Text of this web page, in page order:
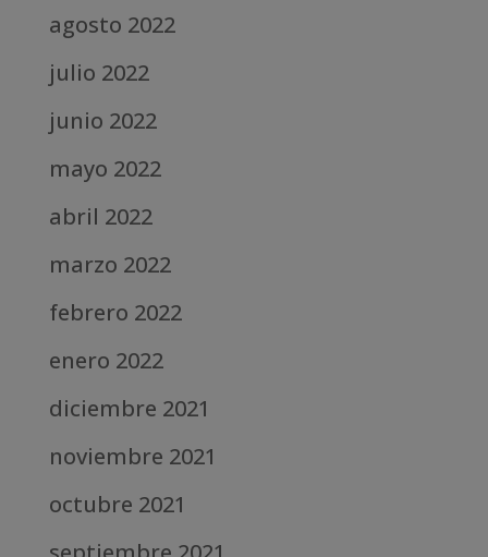
agosto 2022
julio 2022
junio 2022
mayo 2022
abril 2022
marzo 2022
febrero 2022
enero 2022
diciembre 2021
noviembre 2021
octubre 2021